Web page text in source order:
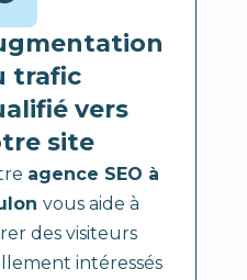
trafic
vers
site
agence SEO à
vous aide à
des visiteurs
intéressés